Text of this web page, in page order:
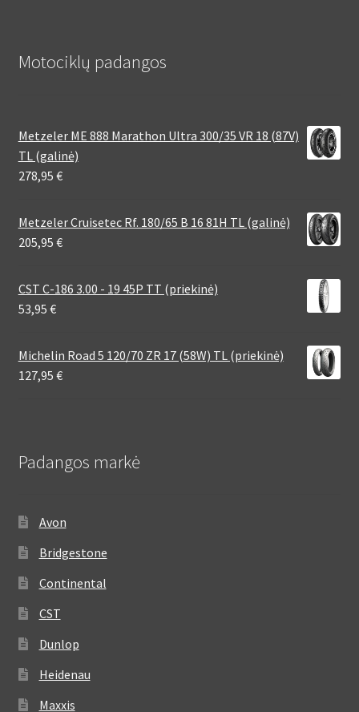
Motociklų padangos
Metzeler ME 888 Marathon Ultra 300/35 VR 18 (87V)
TL (galinė)
278,95 €
Metzeler Cruisetec Rf. 180/65 B 16 81H TL (galinė)
205,95 €
CST C-186 3.00 - 19 45P TT (priekinė)
53,95 €
Michelin Road 5 120/70 ZR 17 (58W) TL (priekinė)
127,95 €
Padangos markė
Avon
Bridgestone
Continental
CST
Dunlop
Heidenau
Maxxis